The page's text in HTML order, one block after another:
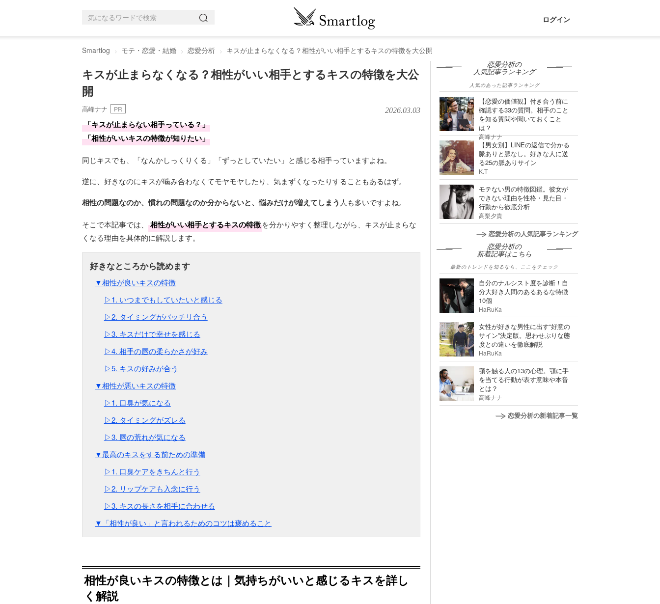
ログイン
Smartlog モテ・恋愛・結婚 恋愛分析 キスが止まらなくなる？相性がいい相手とするキスの特徴を大公開
キスが止まらなくなる？相性がいい相手とするキスの特徴を大公
開
高峰ナナ PR 2026.03.03
「キスが止まらない相手っている？」
「相性がいいキスの特徴が知りたい」
同じキスでも、「なんかしっくりくる」「ずっとしていたい」と感じる相手っていますよね。
逆に、好きなのにキスが噛み合わなくてモヤモヤしたり、気まずくなったりすることもあるはず。
相性の問題なのか、慣れの問題なのか分からないと、悩みだけが増えてしまう 人も多いですよね。
そこで本記事では、 相性がいい相手とするキスの特徴を分かりやすく整理しながら、キスが止まらな
くなる理由を具体的に解説します。
▼相性が良いキスの特徴
▷1. いつまでもしていたいと感じる
▷2. タイミングがバッチリ合う
▷3. キスだけで幸せを感じる
▷4. 相手の唇の柔らかさが好み
▷5. キスの好みが合う
▼相性が悪いキスの特徴
▷1. 口臭が気になる
▷2. タイミングがズレる
▷3. 唇の荒れが気になる
▼最高のキスをする前ための準備
▷1. 口臭ケアをきちんと行う
▷2. リップケアも入念に行う
▷3. キスの長さを相手に合わせる
▼「相性が良い」と言われるためのコツは褒めること
相性が良いキスの特徴とは｜気持ちがいいと感じるキスを詳し
く解説
恋愛分析の
人気記事ランキング
人気のあった記事ランキング
【恋愛の価値観】付き合う前に
確認する33の質問。相手のこと
を知る質問や聞いておくこと
は？
高峰ナナ
【男女別】LINEの返信で分かる
脈ありと脈なし。好きな人に送
る25の脈ありサイン
K.T
モテない男の特徴図鑑。彼女が
できない理由を性格・見た目・
行動から徹底分析
高梨夕貴
恋愛分析の人気記事ランキング
恋愛分析の
新着記事はこちら
最新のトレンドを知るなら、ここをチェック
自分のナルシスト度を診断！自
分大好き人間のあるあるな特徴
10個
HaRuKa
女性が好きな男性に出す“好意の
サイン”決定版。思わせぶりな態
度との違いを徹底解説
HaRuKa
顎を触る人の13の心理。顎に手
を当てる行動が表す意味や本音
とは？
高峰ナナ
恋愛分析の新着記事一覧